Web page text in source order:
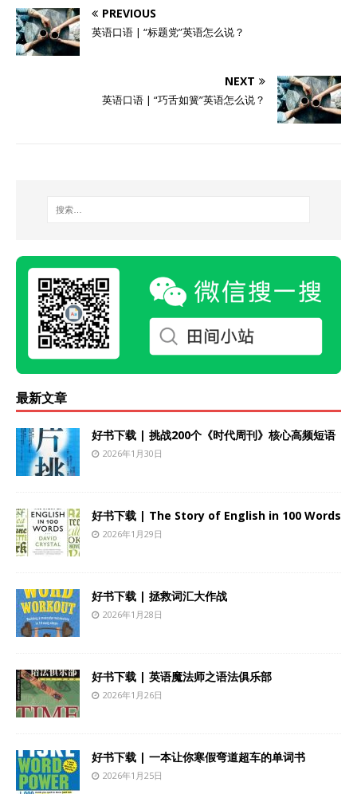
PREVIOUS
英语口语 | “标题党”英语怎么说？
NEXT
英语口语 | “巧舌如簧”英语怎么说？
最新文章
好书下载 | 挑战200个《时代周刊》核心高频短语
2026年1月30日
好书下载 | The Story of English in 100 Words
2026年1月29日
好书下载 | 拯救词汇大作战
2026年1月28日
好书下载 | 英语魔法师之语法俱乐部
2026年1月26日
好书下载 | 一本让你寒假弯道超车的单词书
2026年1月25日